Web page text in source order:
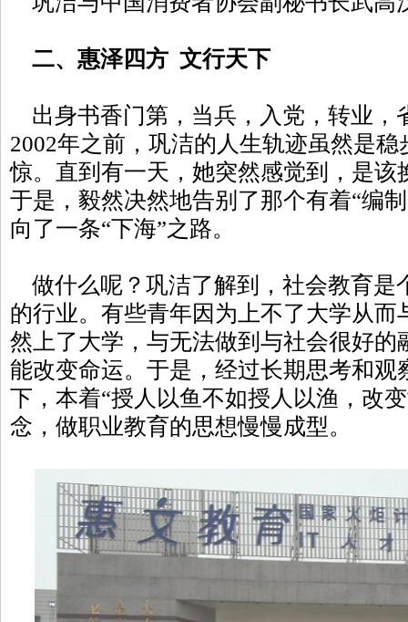
二、惠泽四方 文行天下
出身书香门第，当兵，入党，转业，
2002年之前，巩洁的人生轨迹虽然是
惊。直到有一天，她突然感觉到，是该
于是，毅然决然地告别了那个有着“编
向了一条“下海”之路。
做什么呢？巩洁了解到，社会教育是
的行业。有些青年因为上不了大学从而
然上了大学，与无法做到与社会很好的
能改变命运。于是，经过长期思考和观
下，本着“授人以鱼不如授人以渔，改
念，做职业教育的思想慢慢成型。